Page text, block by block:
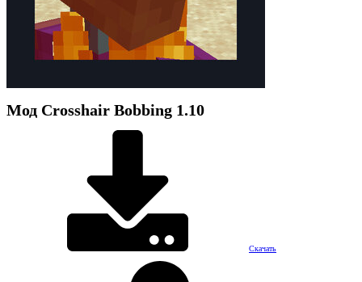
Мод Crosshair Bobbing 1.10
Скачать